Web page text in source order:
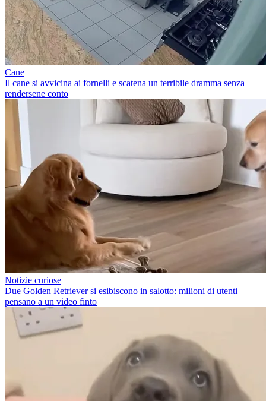
Cane
Il cane si avvicina ai fornelli e scatena un terribile dramma senza
rendersene conto
Notizie curiose
Due Golden Retriever si esibiscono in salotto: milioni di utenti
pensano a un video finto